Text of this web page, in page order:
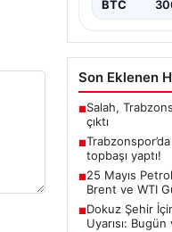
BTC
Son Eklenen
■Salah,
çıktı
■
topbaşı yaptı!
■25 Mayıs
Brent ve WTI
■Dokuz Şehir
Uyarısı: